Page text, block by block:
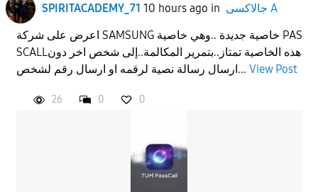
SPIRITACADEMY_71 10 hours ago in
جالاكسى A
اعرض على شركة SAMSUNG خاصية جديدة ..وهي خاصية PAS
SCALLهذه الخاصية تمتاز..بتمرير المكالمة..إلى شخص اخر دون
ارسال رسالة نصية لرقمه او ارسال رقم لشخص... View Post
26 0 0